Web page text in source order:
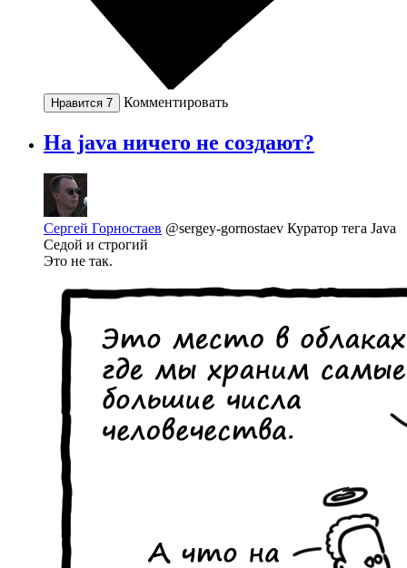
Нравится 7 Комментировать
На java ничего не создают?
Сергей Горностаев @sergey-gornostaev Куратор тега Java
Седой и строгий
Это не так.